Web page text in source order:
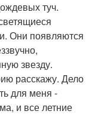
туч.
Они появляются
звезду.
расскажу. Дело
для меня -
и все летние